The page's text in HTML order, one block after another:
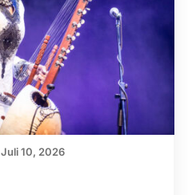
Juli 10, 2026